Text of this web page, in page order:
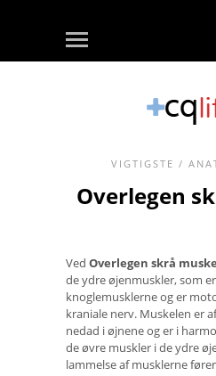
VIGTIGSTE /
Overlegen
Ved Overlegen skrå
de ydre øjenmuskler, som
knoglemusklerne og er
kraniale nerv. Muskelen er
nedad i øjnene og er i
de øvre muskler i de ydre
lammelse af musklerne